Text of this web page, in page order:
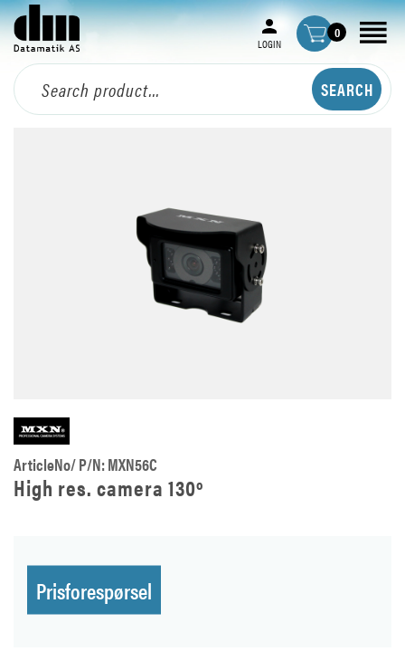
LOGIN
0
ArticleNo/ P/N: MXN56C
High res. camera 130º
Prisforespørsel